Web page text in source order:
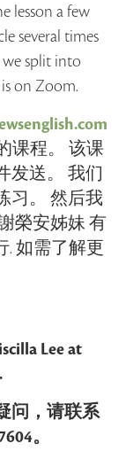
lesson a few
several times
split into
on Zoom.
课程。 该课
发送。 我们
习。 然后我
榮安姊妹 有
. 如需了解更
Lee at
问，请联系
。